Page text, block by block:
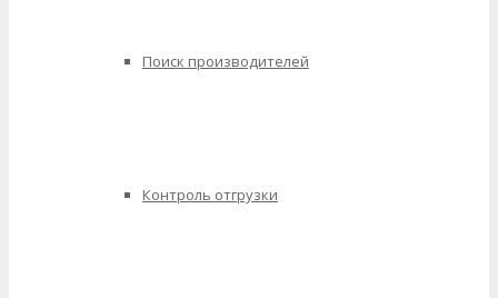
Поиск производителей
Контроль отгрузки